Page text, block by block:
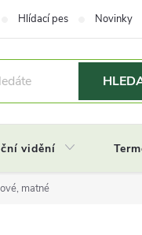
Hlídací pes Novinky
vidění
matné